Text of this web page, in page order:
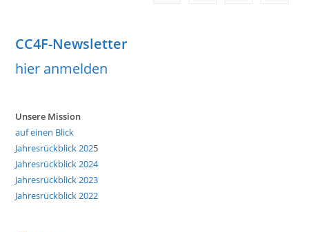
CC4F-Newsletter
hier anmelden
Unsere Mission
auf einen Blick
Jahresrückblick 2025
Jahresrückblick 2024
Jahresrückblick 2023
Jahresrückblick 2022